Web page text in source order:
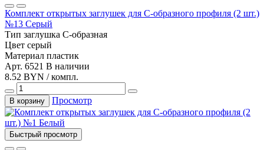
Комплект открытых заглушек для С-образного профиля (2 шт.)
№13 Серый
Тип заглушка С-образная
Цвет серый
Материал пластик
Арт. 6521 В наличии
8.52 BYN / компл.
В корзину Просмотр
Быстрый просмотр